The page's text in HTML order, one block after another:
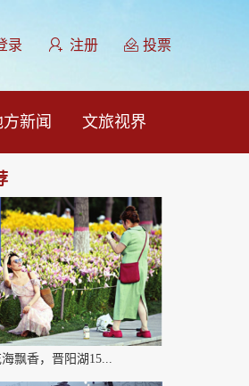
录 注册 投票
新闻 文旅视界
飘香，晋阳湖15...